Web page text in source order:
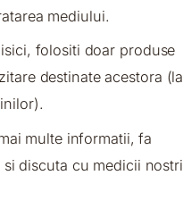
mediului.
folositi doar produse
destinate acestora
multe informatii, fa
si discuta cu medicii